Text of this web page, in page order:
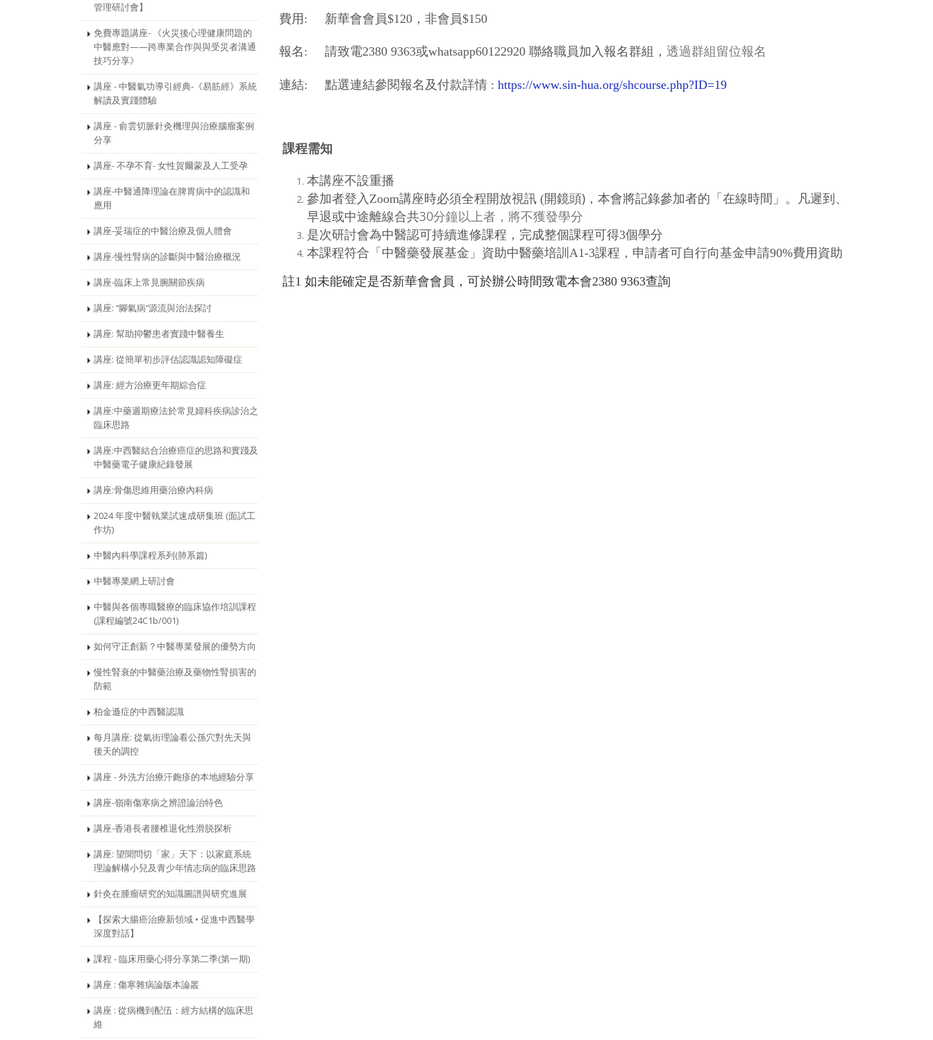
管理研討會】
免費專題講座- 《火災後心理健康問題的
中醫應對——跨專業合作與與受災者溝通
技巧分享》
講座 - 中醫氣功導引經典-《易筋經》系統
解讀及實踐體驗
講座 - 俞雲切脈針灸機理與治療腦瘤案例
分享
講座- 不孕不育- 女性賀爾蒙及人工受孕
講座-中醫通降理論在脾胃病中的認識和
應用
講座-妥瑞症的中醫治療及個人體會
講座-慢性腎病的診斷與中醫治療概況
講座-臨床上常見腕關節疾病
講座: “腳氣病”源流與治法探討
講座: 幫助抑鬱患者實踐中醫養生
講座: 從簡單初步評估認識認知障礙症
講座: 經方治療更年期綜合症
講座:中藥週期療法於常見婦科疾病診治之
臨床思路
講座:中西醫結合治療癌症的思路和實踐及
中醫藥電子健康紀錄發展
講座:骨傷思維用藥治療內科病
2024 年度中醫執業試速成研集班 (面試工
作坊)
中醫內科學課程系列(肺系篇)
中醫專業網上研討會
中醫與各個專職醫療的臨床協作培訓課程
(課程編號24C1b/001)
如何守正創新？中醫專業發展的優勢方向
慢性腎衰的中醫藥治療及藥物性腎損害的
防範
柏金遜症的中西醫認識
每月講座: 從氣街理論看公孫穴對先天與
後天的調控
講座 - 外洗方治療汗皰疹的本地經驗分享
講座-嶺南傷寒病之辨證論治特色
講座-香港長者腰椎退化性滑脱探析
講座: 望聞問切「家」天下：以家庭系統
理論解構小兒及青少年情志病的臨床思路
針灸在腫瘤研究的知識圖譜與研究進展
【探索大腸癌治療新領域 • 促進中西醫學
深度對話】
課程 - 臨床用藥心得分享第二季(第一期)
講座 : 傷寒雜病論版本論叢
講座 : 從病機到配伍：經方結構的臨床思
維
費用: 新華會會員$120 ，非會員$150
報名: 請致電2380 9363或whatsapp60122920 聯絡職員加入報名群組， 透過群組留位報名
連結: 點選連結參閱報名及付款詳情 : https://www.sin-hua.org/shcourse.php?ID=19
課程需知
本講座不設重播
參加者登入Zoom講座時必須全程開放視訊 (開鏡頭)，本會將記錄參加者的「在線時間」。凡遲到、
早退或中途離線合共30分鐘以上者，將不獲發學分
是次研討會為中醫認可持續進修課程，完成整個課程可得3個學分
本課程符合「中醫藥發展基金」資助中醫藥培訓A1-3課程，申請者可自行向基金申請90%費用資助
註1 如未能確定是否新華會會員，可於辦公時間致電本會2380 9363查詢